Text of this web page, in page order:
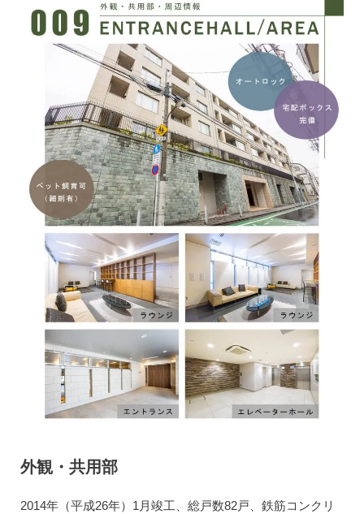
外観・共用部
2014年（平成26年）1月竣工、総戸数82戸、鉄筋コンクリ